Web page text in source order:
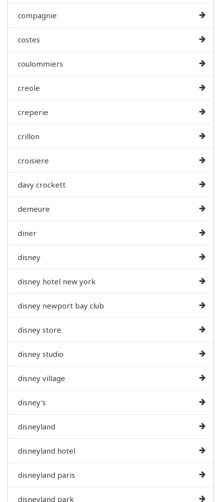
compagnie
costes
coulommiers
creole
creperie
crillon
croisiere
davy crockett
demeure
diner
disney
disney hotel new york
disney newport bay club
disney store
disney studio
disney village
disney's
disneyland
disneyland hotel
disneyland paris
disneyland park